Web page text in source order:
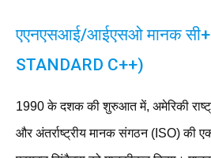
एएनएसआई/आईएसओ मानक
STANDARD C++)
1990 के दशक की शुरुआत में, अमेरिकी
और अंतर्राष्ट्रीय मानक संगठन (ISO) की